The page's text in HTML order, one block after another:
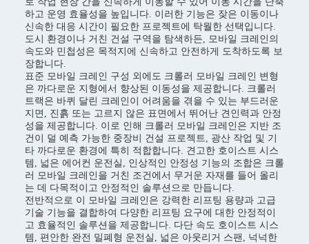
하고 운영 효율성을 높입니다. 이러한 기능은 잦은 이동이나
신속한 대응 시간이 필요한 프로젝트에 탁월한 선택입니다.
도시 환경이나 거친 건설 구역을 탐색하든, 모바일 크레인의
속도와 민첩성은 목적지에 신속하고 안전하게 도착하도록 보
장합니다.
표준 모바일 크레인 구성 외에도 크롤러 모바일 크레인 변형
은 까다로운 지형에서 향상된 이동성을 제공합니다. 크롤러
트랙은 바퀴 달린 크레인이 어려움을 겪을 수 있는 부드러운
지면, 진흙 또는 고르지 않은 표면에서 뛰어난 견인력과 안정
성을 제공합니다. 이로 인해 크롤러 모바일 크레인은 지반 조
건이 덜 예측 가능한 중장비 건설 프로젝트, 광산 작업 및 기
타 까다로운 환경에 특히 적합합니다. 견고한 호이스트 시스
템, 넓은 에어컨 운전실, 인상적인 안정성 기능의 조합은 크롤
러 모바일 크레인을 거친 조건에서 무거운 자재를 들어 올리
는 데 다목적이고 안정적인 솔루션으로 만듭니다.
전반적으로 이 모바일 크레인은 강력한 리프팅 용량과 고급
기술 기능을 결합하여 다양한 리프팅 요구에 대한 안정적이
고 효율적인 솔루션을 제공합니다. 다단 속도 호이스트 시스
템, 편안한 완전 밀폐형 운전실, 넓은 아웃리거 스팬, 넉넉한